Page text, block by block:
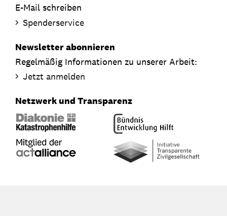
E-Mail schreiben
Spenderservice
Newsletter abonnieren
Regelmäßig Informationen zu unserer Arbeit:
Jetzt anmelden
Netzwerk und Transparenz